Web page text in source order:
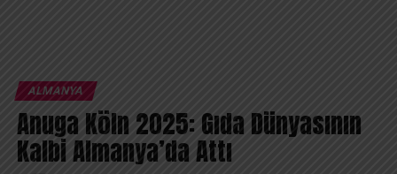
ALMANYA
Anuga Köln 2025: Gıda Dünyasının
Kalbi Almanya’da Attı